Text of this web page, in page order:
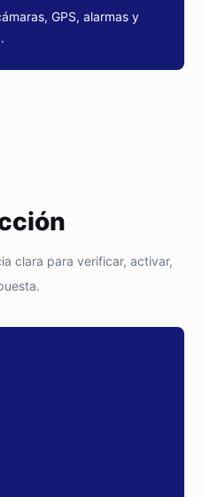
GPS, alarmas y
clara para verificar, activar,